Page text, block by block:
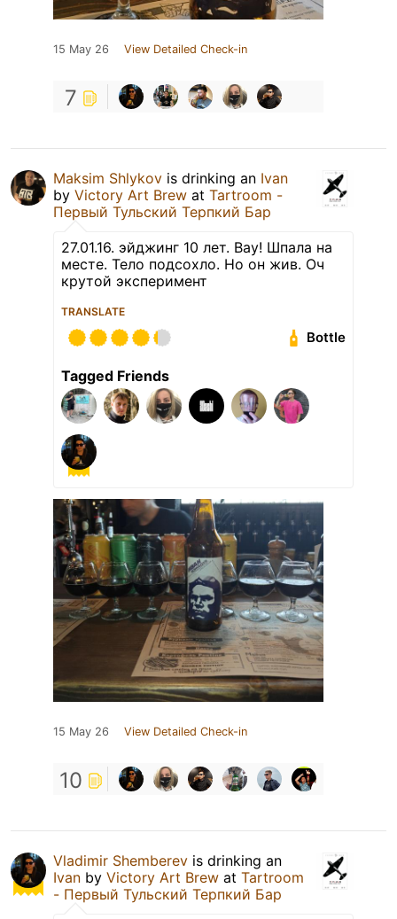
15 May 26 View Detailed Check-in
7
Maksim Shlykov is drinking an Ivan
by Victory Art Brew at Tartroom -
Первый Тульский Терпкий Бар
27.01.16. эйджинг 10 лет. Вау! Шпала на
месте. Тело подсохло. Но он жив. Оч
крутой эксперимент
TRANSLATE
Bottle
Tagged Friends
15 May 26 View Detailed Check-in
10
Vladimir Shemberev is drinking an
Ivan by Victory Art Brew at Tartroom
- Первый Тульский Терпкий Бар